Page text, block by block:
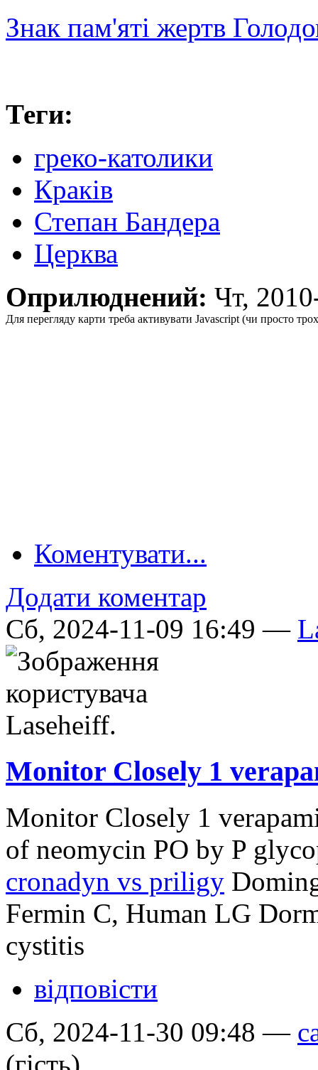
Знак пам'яті жертв
Теги:
греко-католики
Краків
Степан Бандера
Церква
Оприлюднений: Чт,
Для перегляду карти треба активувати Javascript (чи просто
Коментувати...
Додати коментар
Сб, 2024-11-09 16:49 —
Monitor Closely 1
Monitor Closely 1
of neomycin PO by P
cronadyn vs priligy
Fermin C, Human LG
cystitis
відповісти
Сб, 2024-11-30 09:48 —
(гість)